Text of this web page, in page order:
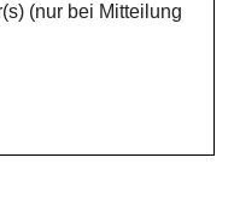
(nur bei Mitteilung